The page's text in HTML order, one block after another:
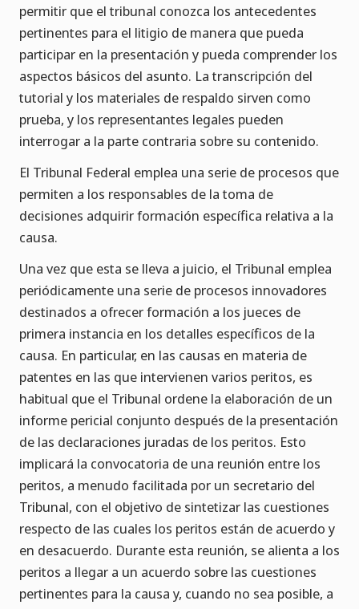
permitir que el tribunal conozca los antecedentes
pertinentes para el litigio de manera que pueda
participar en la presentación y pueda comprender los
aspectos básicos del asunto. La transcripción del
tutorial y los materiales de respaldo sirven como
prueba, y los representantes legales pueden
interrogar a la parte contraria sobre su contenido.
El Tribunal Federal emplea una serie de procesos que
permiten a los responsables de la toma de
decisiones adquirir formación específica relativa a la
causa.
Una vez que esta se lleva a juicio, el Tribunal emplea
periódicamente una serie de procesos innovadores
destinados a ofrecer formación a los jueces de
primera instancia en los detalles específicos de la
causa. En particular, en las causas en materia de
patentes en las que intervienen varios peritos, es
habitual que el Tribunal ordene la elaboración de un
informe pericial conjunto después de la presentación
de las declaraciones juradas de los peritos. Esto
implicará la convocatoria de una reunión entre los
peritos, a menudo facilitada por un secretario del
Tribunal, con el objetivo de sintetizar las cuestiones
respecto de las cuales los peritos están de acuerdo y
en desacuerdo. Durante esta reunión, se alienta a los
peritos a llegar a un acuerdo sobre las cuestiones
pertinentes para la causa y, cuando no sea posible, a